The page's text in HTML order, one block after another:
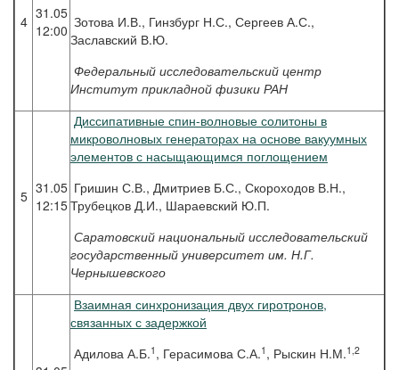
4 31.05
12:00 Зотова И.В., Гинзбург Н.С., Сергеев А.С.,
Заславский В.Ю.
Федеральный исследовательский центр
Институт прикладной физики РАН
5 31.05
12:15
Диссипативные спин-волновые солитоны в
микроволновых генераторах на основе вакуумных
элементов с насыщающимся поглощением
Гришин С.В., Дмитриев Б.С., Скороходов В.Н.,
Трубецков Д.И., Шараевский Ю.П.
Саратовский национальный исследовательский
государственный университет им. Н.Г.
Чернышевского
Взаимная синхронизация двух гиротронов,
связанных с задержкой
Адилова А.Б.1 , Герасимова С.А.1 , Рыскин Н.М.1,2